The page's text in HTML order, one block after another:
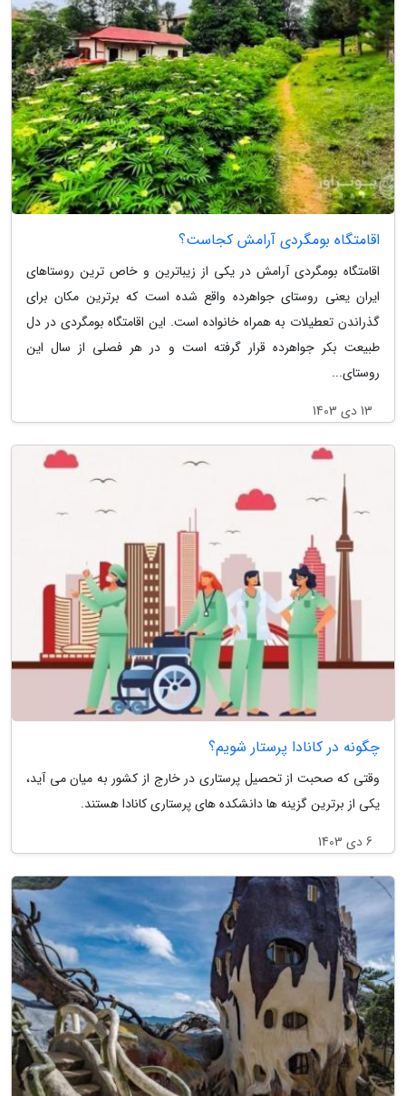
اقامتگاه بومگردی آرامش کجاست؟
اقامتگاه بومگردی آرامش در یکی از زیباترین و خاص ترین روستاهای
ایران یعنی روستای جواهرده واقع شده است که برترین مکان برای
گذراندن تعطیلات به همراه خانواده است. این اقامتگاه بومگردی در دل
طبیعت بکر جواهرده قرار گرفته است و در هر فصلی از سال این
روستای...
13 دی 1403
چگونه در کانادا پرستار شویم؟
وقتی که صحبت از تحصیل پرستاری در خارج از کشور به میان می آید،
یکی از برترین گزینه ها دانشکده های پرستاری کانادا هستند.
6 دی 1403